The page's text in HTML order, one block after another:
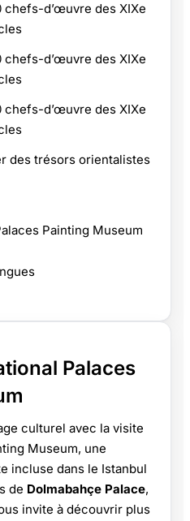
chefs-d’œuvre des XIXe
chefs-d’œuvre des XIXe
chefs-d’œuvre des XIXe
des trésors orientalistes
Painting Museum
Palaces
culturel avec la visite
Museum, une
incluse dans le Istanbul
de Dolmabahçe Palace,
invite à découvrir plus